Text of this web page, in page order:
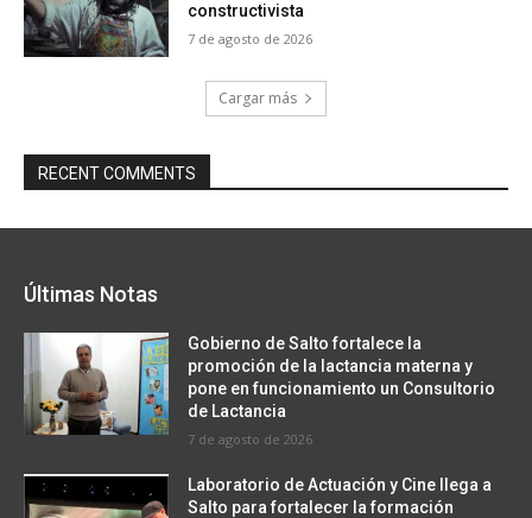
constructivista
7 de agosto de 2026
Cargar más
RECENT COMMENTS
Últimas Notas
Gobierno de Salto fortalece la
promoción de la lactancia materna y
pone en funcionamiento un Consultorio
de Lactancia
7 de agosto de 2026
Laboratorio de Actuación y Cine llega a
Salto para fortalecer la formación